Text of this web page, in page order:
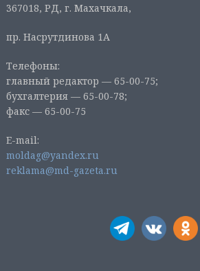
367018, РД, г. Махачкала,
пр. Насрутдинова 1А
Телефоны:
главный редактор — 65-00-75;
бухгалтерия — 65-00-78;
факс — 65-00-75
E-mail:
moldag@yandex.ru
reklama@md-gazeta.ru